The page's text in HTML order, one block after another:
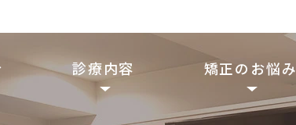
診療内容 矯正のお悩み